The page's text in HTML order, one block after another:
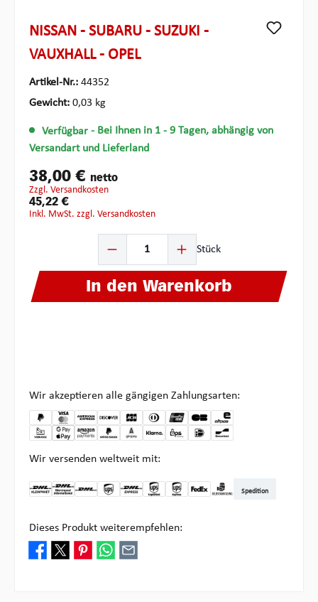
NISSAN - SUBARU - SUZUKI -
VAUXHALL - OPEL
Artikel-Nr.: 44352
Gewicht: 0,03 kg
Verfügbar - Bei Ihnen in 1 - 9 Tagen, abhängig von
Versandart und Lieferland
38,00 € netto
zzgl. Versandkosten
45,22 €
inkl. MwSt. zzgl. Versandkosten
Stück
In den Warenkorb
Wir akzeptieren alle gängigen Zahlungsarten:
Wir versenden weltweit mit:
Spedition
Dieses Produkt weiterempfehlen: